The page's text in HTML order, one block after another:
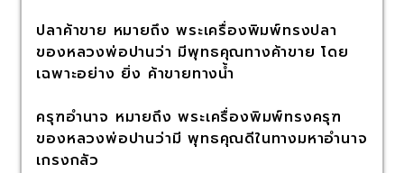
ปลาค้าขาย หมายถึง พระเครื่องพิมพ์ทรงปลา
ของหลวงพ่อปานว่า มีพุทธคุณทางค้าขาย โดย
เฉพาะอย่าง ยิ่ง ค้าขายทางน้ำ
ครุฑอำนาจ หมายถึง พระเครื่องพิมพ์ทรงครุฑ
ของหลวงพ่อปานว่ามี พุทธคุณดีในทางมหาอำนาจ
เกรงกลัว